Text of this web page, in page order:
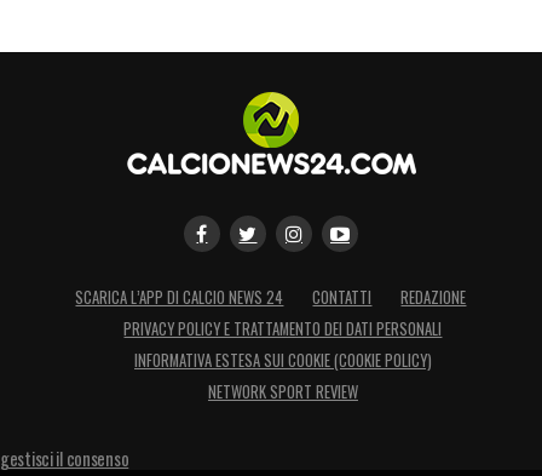
SCARICA L’APP DI CALCIO NEWS 24 CONTATTI
REDAZIONE
PRIVACY POLICY E TRATTAMENTO DEI DATI PERSONALI
INFORMATIVA ESTESA SUI COOKIE (COOKIE POLICY)
NETWORK SPORT REVIEW
gestisci il consenso